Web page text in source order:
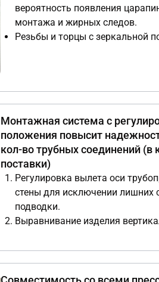
вероятность появления
монтажа и жирных следов.
Резьбы и торцы с зеркальной
Монтажная система с
положения повысит
кол-во трубных соединений (в
поставки)
Регулировка вылета оси
стены для исключении лишних
подводки.
Выравнивание изделия
боковой плоскости даже на
Точное вертикальное
размеченной оси трубопровода
даже при смещении бура в